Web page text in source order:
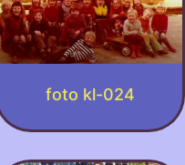
foto kl-024